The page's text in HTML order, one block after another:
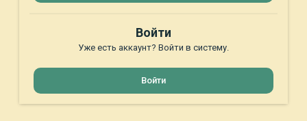
Войти
Уже есть аккаунт? Войти в систему.
Войти